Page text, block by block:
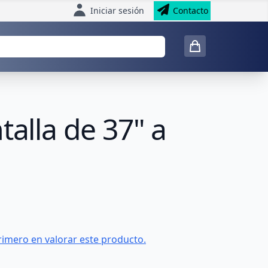
Iniciar sesión Contacto
de 37" a
en valorar este producto.